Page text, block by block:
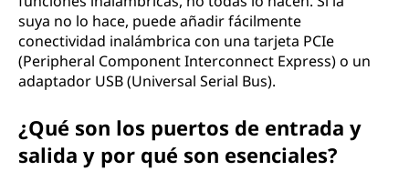
suya no lo hace, puede añadir fácilmente
conectividad inalámbrica con una tarjeta PCIe
(Peripheral Component Interconnect Express) o un
adaptador USB (Universal Serial Bus).
¿Qué son los puertos de entrada y
salida y por qué son esenciales?